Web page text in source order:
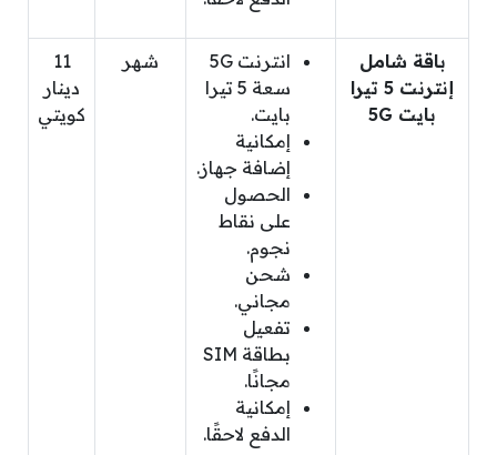
باقة شامل
إنترنت 5 تيرا
بايت 5G
انترنت 5G
سعة 5 تيرا
بايت.
إمكانية
إضافة جهاز.
الحصول
على نقاط
نجوم.
شحن
مجاني.
تفعيل
بطاقة SIM
مجانًا.
إمكانية
الدفع لاحقًا.
شهر
11
دينار
كويتي